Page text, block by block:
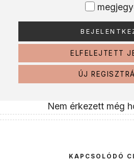
ELFELEJTETT
ÚJ
Nem érkezett még
KAPCSOLÓDÓ